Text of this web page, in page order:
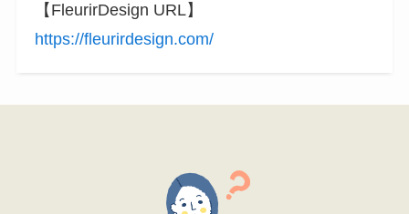
【FleurirDesign URL】
https://fleurirdesign.com/